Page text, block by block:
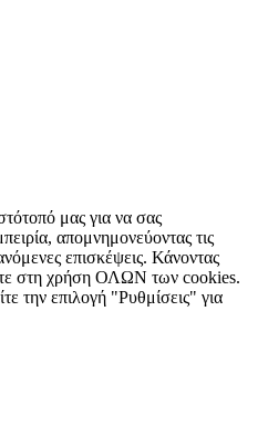
μας για να σας
απομνημονεύοντας τις
επισκέψεις. Κάνοντας
στη χρήση ΟΛΩΝ των cookies.
την επιλογή "Ρυθμίσεις" για